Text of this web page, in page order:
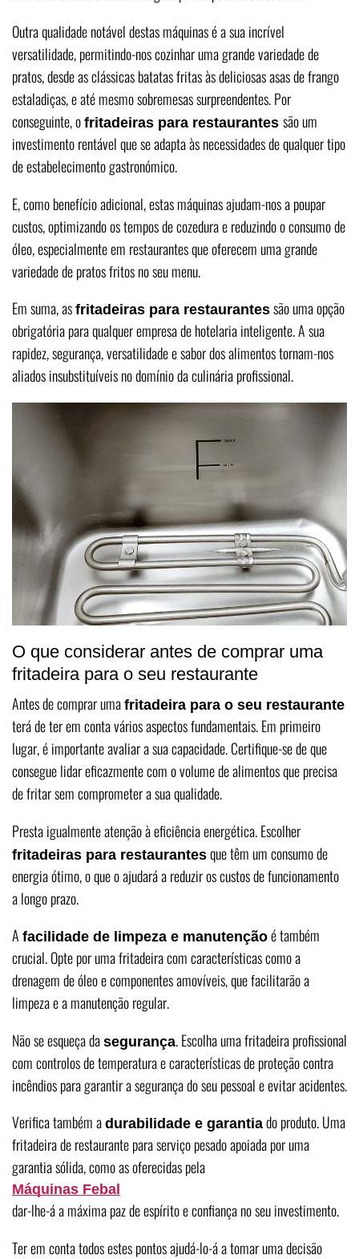
Outra qualidade notável destas máquinas é a sua incrível
versatilidade, permitindo-nos cozinhar uma grande variedade de
pratos, desde as clássicas batatas fritas às deliciosas asas de frango
estaladiças, e até mesmo sobremesas surpreendentes. Por
conseguinte, o fritadeiras para restaurantes são um
investimento rentável que se adapta às necessidades de qualquer tipo
de estabelecimento gastronómico.
E, como benefício adicional, estas máquinas ajudam-nos a poupar
custos, optimizando os tempos de cozedura e reduzindo o consumo de
óleo, especialmente em restaurantes que oferecem uma grande
variedade de pratos fritos no seu menu.
Em suma, as fritadeiras para restaurantes são uma opção
obrigatória para qualquer empresa de hotelaria inteligente. A sua
rapidez, segurança, versatilidade e sabor dos alimentos tornam-nos
aliados insubstituíveis no domínio da culinária profissional.
O que considerar antes de comprar uma
fritadeira para o seu restaurante
Antes de comprar uma fritadeira para o seu restaurante
terá de ter em conta vários aspectos fundamentais. Em primeiro
lugar, é importante avaliar a sua capacidade. Certifique-se de que
consegue lidar eficazmente com o volume de alimentos que precisa
de fritar sem comprometer a sua qualidade.
Presta igualmente atenção à eficiência energética. Escolher
fritadeiras para restaurantes que têm um consumo de
energia ótimo, o que o ajudará a reduzir os custos de funcionamento
a longo prazo.
A facilidade de limpeza e manutenção é também
crucial. Opte por uma fritadeira com características como a
drenagem de óleo e componentes amovíveis, que facilitarão a
limpeza e a manutenção regular.
Não se esqueça da segurança. Escolha uma fritadeira profissional
com controlos de temperatura e características de proteção contra
incêndios para garantir a segurança do seu pessoal e evitar acidentes.
Verifica também a durabilidade e garantia do produto. Uma
fritadeira de restaurante para serviço pesado apoiada por uma
garantia sólida, como as oferecidas pela
Máquinas Febal
dar-lhe-á a máxima paz de espírito e confiança no seu investimento.
Ter em conta todos estes pontos ajudá-lo-á a tomar uma decisão